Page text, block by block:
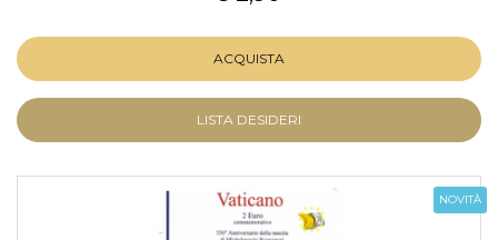
ACQUISTA
LISTA DESIDERI
NOVITÀ